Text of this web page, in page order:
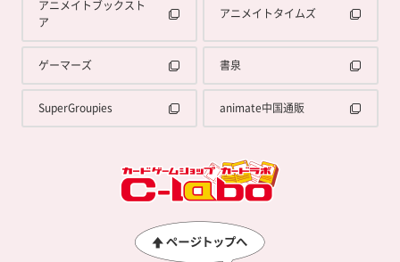
アニメイトブックスト
ア
アニメイトタイムズ
ゲーマーズ 書泉
SuperGroupies animate中国通販